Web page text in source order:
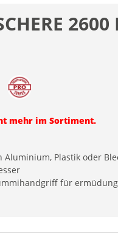
2600
mehr im Sortiment.
Aluminium, Plastik oder
für